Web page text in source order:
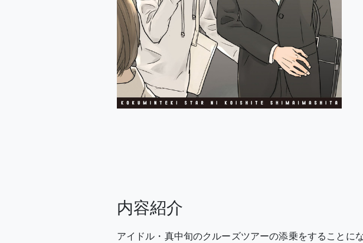
内容紹介
アイドル・真中旬のクルーズツアーの添乗をすることに